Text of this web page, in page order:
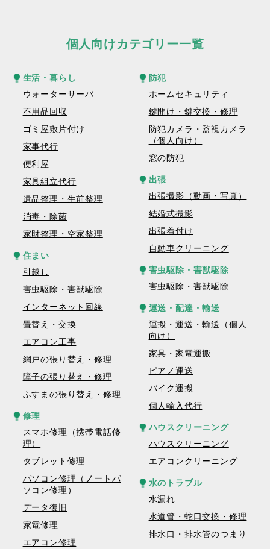
個人向けカテゴリー一覧
生活・暮らし
ウォーターサーバ
不用品回収
ゴミ屋敷片付け
家事代行
便利屋
家具組立代行
遺品整理・生前整理
消毒・除菌
家財整理・空家整理
住まい
引越し
害虫駆除・害獣駆除
インターネット回線
畳替え・交換
エアコン工事
網戸の張り替え・修理
障子の張り替え・修理
ふすまの張り替え・修理
修理
スマホ修理（携帯電話修
理）
タブレット修理
パソコン修理（ノートパ
ソコン修理）
データ復旧
家電修理
エアコン修理
防犯
ホームセキュリティ
鍵開け・鍵交換・修理
防犯カメラ・監視カメラ
（個人向け）
窓の防犯
出張
出張撮影（動画・写真）
結婚式撮影
出張着付け
自動車クリーニング
害虫駆除・害獣駆除
害虫駆除・害獣駆除
運送・配達・輸送
運搬・運送・輸送（個人
向け）
家具・家電運搬
ピアノ運送
バイク運搬
個人輸入代行
ハウスクリーニング
ハウスクリーニング
エアコンクリーニング
水のトラブル
水漏れ
水道管・蛇口交換・修理
排水口・排水管のつまり